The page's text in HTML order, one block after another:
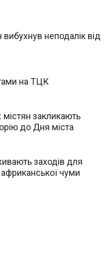
неподалік від
на ТЦК
закликають
до Дня міста
заходів для
чуми